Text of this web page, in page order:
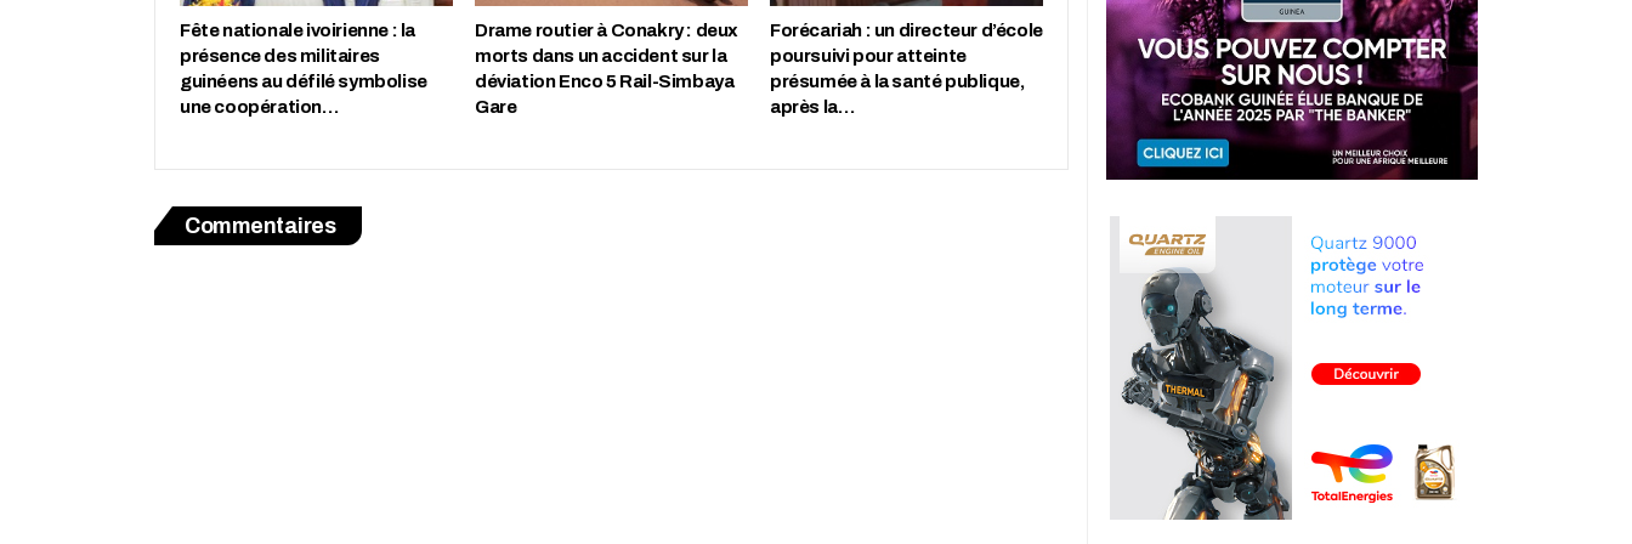
Fête nationale ivoirienne : la
présence des militaires
guinéens au défilé symbolise
une coopération…
Drame routier à Conakry : deux
morts dans un accident sur la
déviation Enco 5 Rail-Simbaya
Gare
Forécariah : un directeur d’école
poursuivi pour atteinte
présumée à la santé publique,
après la…
Commentaires